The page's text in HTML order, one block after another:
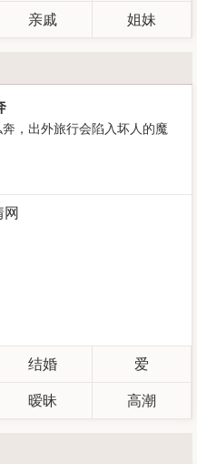
亲戚 姐妹
，出外旅行会陷入坏人的魔
结婚 爱
暧昧 高潮